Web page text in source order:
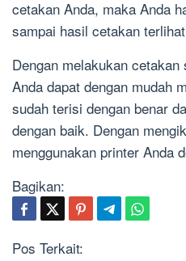
cetakan Anda, maka Anda
sampai hasil cetakan
Dengan melakukan
Anda dapat dengan mudah
sudah terisi dengan benar
dengan baik. Dengan
menggunakan printer Anda
Bagikan:
Pos Terkait: